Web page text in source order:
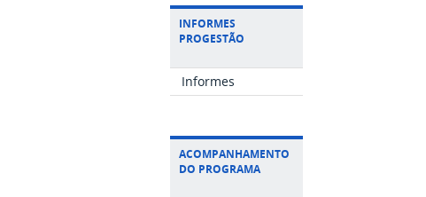
INFORMES
PROGESTÃO
Informes
ACOMPANHAMENTO
DO PROGRAMA